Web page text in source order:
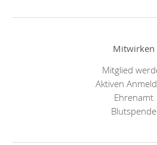
Mitwirken
Mitglied
Aktiven
Ehrenamt
Blutspende